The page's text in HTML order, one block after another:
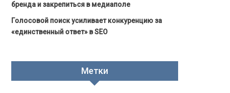
бренда и закрепиться в медиаполе
Голосовой поиск усиливает конкуренцию за
«единственный ответ» в SEO
Метки